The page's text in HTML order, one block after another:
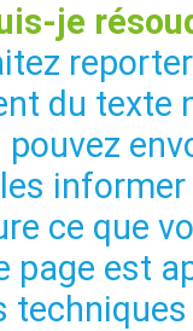
je
du texte
pouvez
ce que
page est